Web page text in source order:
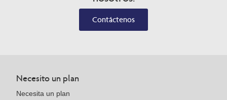
Contáctenos
Necesito un plan
Necesita un plan